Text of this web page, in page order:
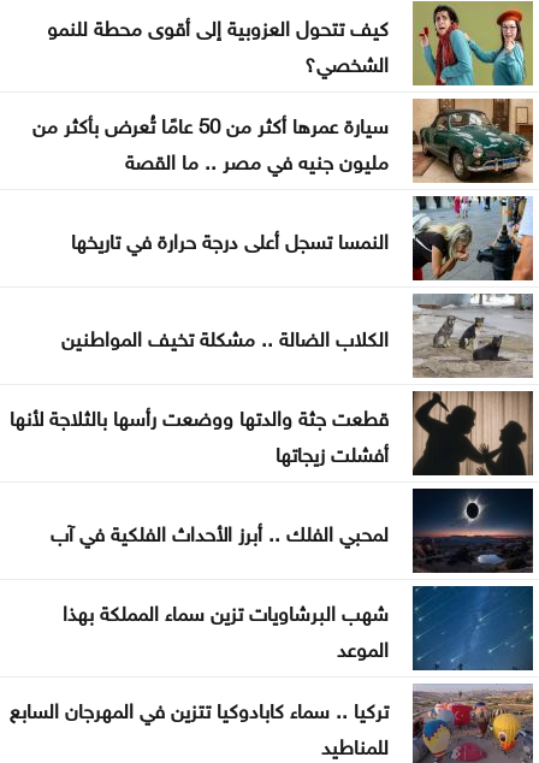
كهرباء إربد تطلق خدماتها الإلكترونية عبر تطبيقها الذكي
و«سند»
النائب الكباريتي يُثمن مواقف الملك تجاه القدس
عطاء حكومي لتعزيز مخزون النفط
حفيدة كبير العسكر تعتلي منصة الحق
كيف تتحول العزوبية إلى أقوى محطة للنمو
الشخصي؟
سيارة عمرها أكثر من 50 عامًا تُعرض بأكثر من
مليون جنيه في مصر .. ما القصة
النمسا تسجل أعلى درجة حرارة في تاريخها
الكلاب الضالة .. مشكلة تخيف المواطنين
قطعت جثة والدتها ووضعت رأسها بالثلاجة لأنها
أفشلت زيجاتها
لمحبي الفلك .. أبرز الأحداث الفلكية في آب
شهب البرشاويات تزين سماء المملكة بهذا
الموعد
تركيا .. سماء كابادوكيا تتزين في المهرجان السابع
للمناطيد